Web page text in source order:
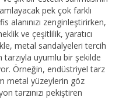
pek çok farklı
alanınızı zenginleştirirken,
ve çeşitlilik, yaratıcı
metal sandalyeleri tercih
uyumlu bir şekilde
Örneğin, endüstriyel tarz
metal yüzeylerin göz
tarzınızı pekiştiren